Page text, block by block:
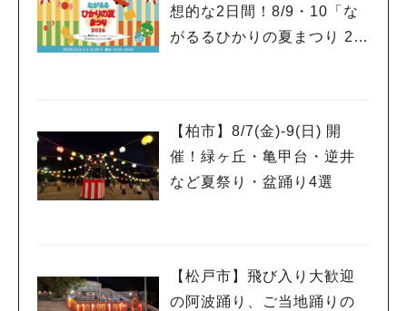
想的な2日間！8/9・10「な
がるるひかりの夏まつり 20
【柏市】8/7(金)‐9(日) 開
催！緑ヶ丘・亀甲台・逆井
など夏祭り・盆踊り4選
【松戸市】飛び入り大歓迎
の阿波踊り、ご当地踊りの